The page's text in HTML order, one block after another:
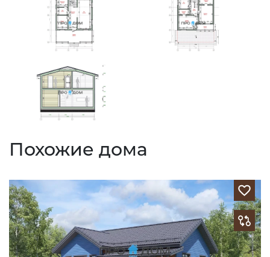
Похожие дома